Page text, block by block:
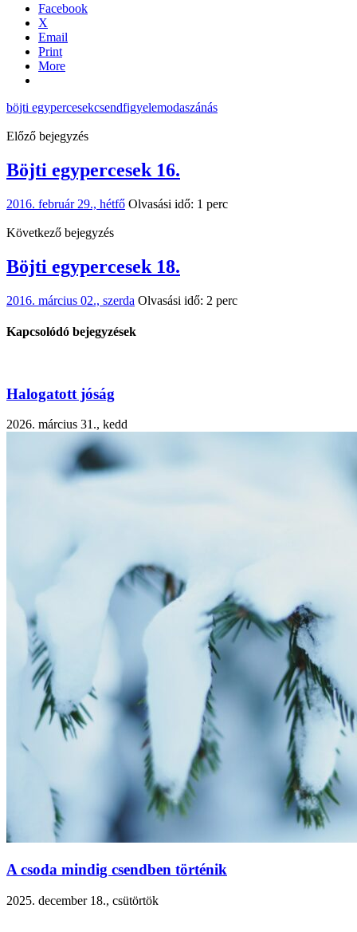
Facebook
X
Email
Print
More
böjti egypercesekcsendfigyelemodaszánás
Előző bejegyzés
Böjti egypercesek 16.
2016. február 29., hétfő Olvasási idő: 1 perc
Következő bejegyzés
Böjti egypercesek 18.
2016. március 02., szerda Olvasási idő: 2 perc
Kapcsolódó bejegyzések
Halogatott jóság
2026. március 31., kedd
A csoda mindig csendben történik
2025. december 18., csütörtök